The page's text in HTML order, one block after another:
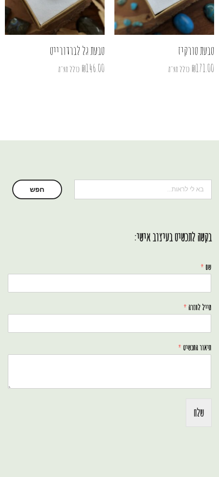
טבעת טורקיז
₪171.00 כולל מע"מ
טבעת גל לברדורייט
₪146.00 כולל מע"מ
חיפוש חפש
בקשה לתכשיט בעיצוב אישי:
שם *
מייל לחזרה *
תיאור התכשיט *
שלח